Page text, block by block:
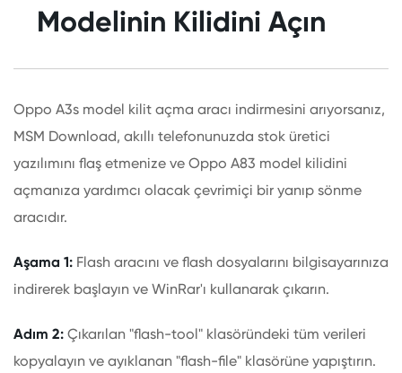
Modelinin Kilidini Açın
Oppo A3s model kilit açma aracı indirmesini arıyorsanız,
MSM Download, akıllı telefonunuzda stok üretici
yazılımını flaş etmenize ve Oppo A83 model kilidini
açmanıza yardımcı olacak çevrimiçi bir yanıp sönme
aracıdır.
Aşama 1: Flash aracını ve flash dosyalarını bilgisayarınıza
indirerek başlayın ve WinRar'ı kullanarak çıkarın.
Adım 2: Çıkarılan "flash-tool" klasöründeki tüm verileri
kopyalayın ve ayıklanan "flash-file" klasörüne yapıştırın.